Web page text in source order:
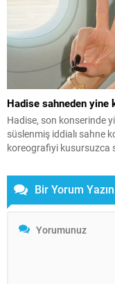
Hadise sahneden yine
Hadise, son konserinde
süslenmiş iddialı sahne
koreografiyi kusursuzca
Bir Yorum Yazın